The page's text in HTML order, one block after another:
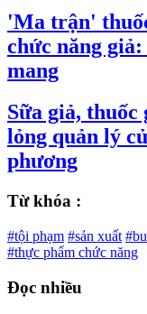
'Ma trận'
chức năng
mang
Sữa giả,
lỏng quản lý
phương
Từ khóa :
#tội phạm #sản xuất
#thực phẩm chức năng
Đọc nhiều